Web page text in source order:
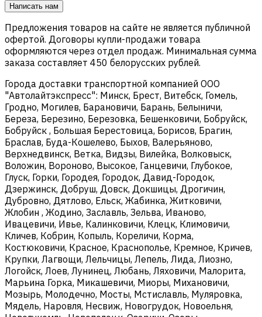
Написать нам
Предложения товаров на сайте не является публичной
офертой. Договоры купли-продажи товара
оформляются через отдел продаж. Минимальная сумма
заказа составляет 450 белорусских рублей.
Города доставки транспортной компанией ООО
"Автолайтэкспресс": Минск, Брест, Витебск, Гомель,
Гродно, Могилев, Барановичи, Барань, Белыничи,
Береза, Березино, Березовка, Бешенковичи, Бобруйск,
Бобруйск , Большая Берестовица, Борисов, Брагин,
Браслав, Буда-Кошелево, Быхов, Валерьяново,
Верхнедвинск, Ветка, Видзы, Вилейка, Волковыск,
Воложин, Вороново, Высокое, Ганцевичи, Глубокое,
Глуск, Горки, Городея, Городок, Давид-Городок,
Дзержинск, Добруш, Довск, Докшицы, Дрогичин,
Дубровно, Дятлово, Ельск, Жабинка, Житковичи,
Жлобин , Жодино, Заславль, Зельва, Иваново,
Ивацевичи, Ивье, Калинковичи, Клецк, Климовичи,
Кличев, Кобрин, Копыль, Кореличи, Корма,
Костюковичи, Красное, Краснополье, Кремное, Кричев,
Крупки, Лагвощи, Лельчицы, Лепель, Лида, Лиозно,
Логойск, Лоев, Лунинец, Любань, Ляховичи, Малорита,
Марьина Горка, Микашевичи, Миоры, Михановичи,
Мозырь, Молодечно, Мосты, Мстиславль, Муляровка,
Мядель, Наровля, Несвиж, Новогрудок, Новоельня,